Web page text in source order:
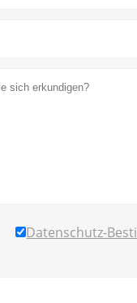
Datenschutz-